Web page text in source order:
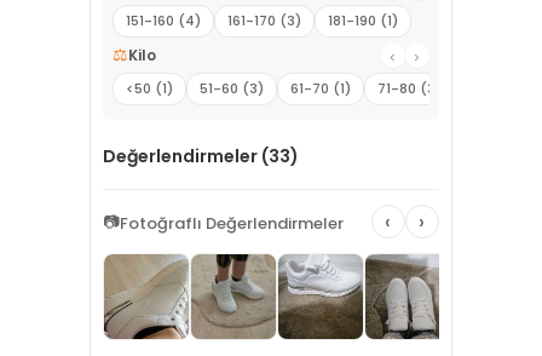
151-160 (4)
161-170 (3) 181-190 (1)
⚖️Kilo ‹
›
<50 (1)
51-60 (3) 61-70 (1) 71-80 (3)
Değerlendirmeler (33)
📷Fotoğraflı Değerlendirmeler ‹ ›